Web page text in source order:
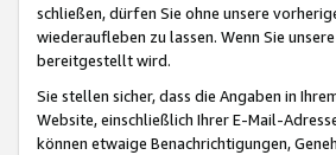
schließen, dürfen Sie ohne unsere
wiederaufleben zu lassen. Wenn Sie
bereitgestellt wird.
Sie stellen sicher, dass die Angaben in
Website, einschließlich Ihrer E-Mail-
können etwaige Benachrichtigungen,